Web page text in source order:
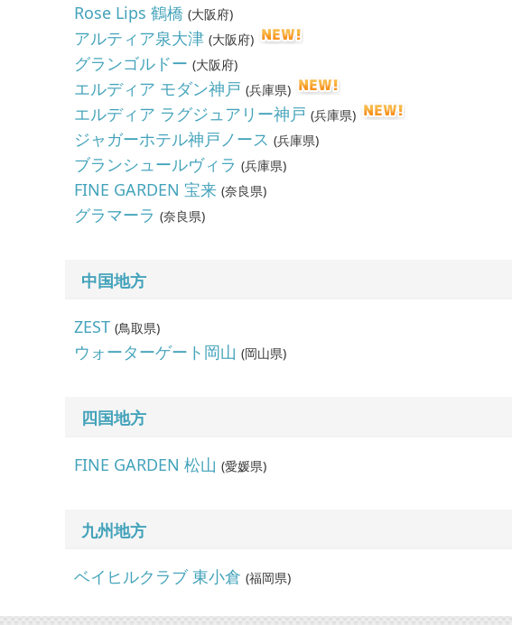
Rose Lips 鶴橋 (大阪府)
アルティア泉大津 (大阪府)
グランゴルドー (大阪府)
エルディア モダン神戸 (兵庫県)
エルディア ラグジュアリー神戸 (兵庫県)
ジャガーホテル神戸ノース (兵庫県)
ブランシュールヴィラ (兵庫県)
FINE GARDEN 宝来 (奈良県)
グラマーラ (奈良県)
中国地方
ZEST (鳥取県)
ウォーターゲート岡山 (岡山県)
四国地方
FINE GARDEN 松山 (愛媛県)
九州地方
ベイヒルクラブ 東小倉 (福岡県)